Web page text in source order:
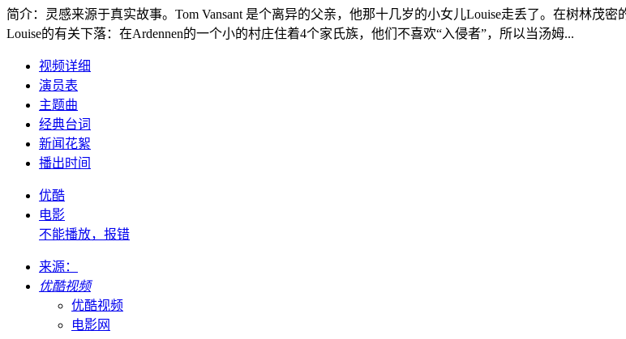
简介： 灵感来源于真实故事。Tom Vansant 是个离异的父亲，他那十几岁的小女儿Louise走丢了。在树林茂
Louise的有关下落：在Ardennen的一个小的村庄住着4个家氏族，他们不喜欢“入侵者”，所以当汤姆...
视频详细
演员表
主题曲
经典台词
新闻花絮
播出时间
优酷
电影
不能播放，报错
来源：
优酷视频
优酷视频
电影网